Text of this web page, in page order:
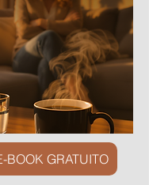
BOOK GRATUITO